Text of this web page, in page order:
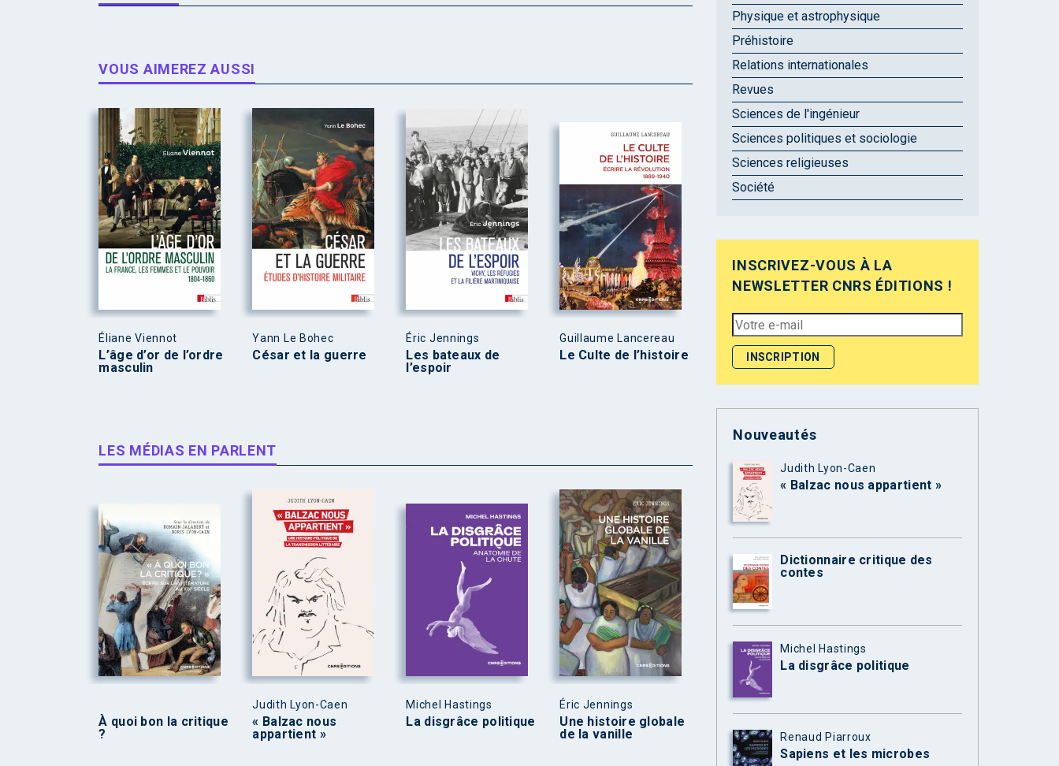
VOUS AIMEREZ AUSSI
Éliane Viennot
L’âge d’or de l’ordre
masculin
Yann Le Bohec
César et la guerre
Éric Jennings
Les bateaux de
l’espoir
Guillaume Lancereau
Le Culte de l’histoire
LES MÉDIAS EN PARLENT
À quoi bon la critique
?
Judith Lyon-Caen
« Balzac nous
appartient »
Michel Hastings
La disgrâce politique
Éric Jennings
Une histoire globale
de la vanille
Physique et astrophysique
Préhistoire
Relations internationales
Revues
Sciences de l'ingénieur
Sciences politiques et sociologie
Sciences religieuses
Société
INSCRIVEZ-VOUS À LA
NEWSLETTER CNRS ÉDITIONS !
Nouveautés
Judith Lyon-Caen
« Balzac nous appartient »
Dictionnaire critique des
contes
Michel Hastings
La disgrâce politique
Renaud Piarroux
Sapiens et les microbes